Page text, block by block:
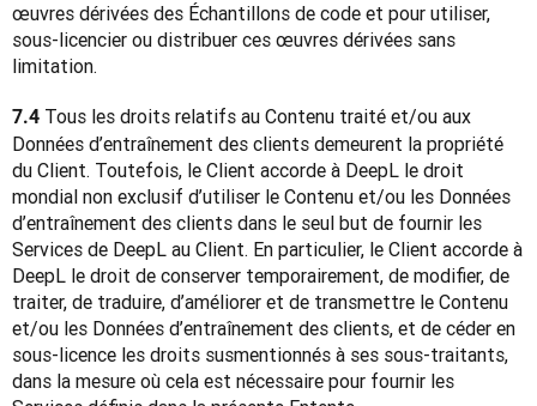
œuvres dérivées des Échantillons de code et pour utiliser,
sous-licencier ou distribuer ces œuvres dérivées sans
limitation.
7.4 Tous les droits relatifs au Contenu traité et/ou aux
Données d’entraînement des clients demeurent la propriété
du Client. Toutefois, le Client accorde à DeepL le droit
mondial non exclusif d’utiliser le Contenu et/ou les Données
d’entraînement des clients dans le seul but de fournir les
Services de DeepL au Client. En particulier, le Client accorde à
DeepL le droit de conserver temporairement, de modifier, de
traiter, de traduire, d’améliorer et de transmettre le Contenu
et/ou les Données d’entraînement des clients, et de céder en
sous-licence les droits susmentionnés à ses sous-traitants,
dans la mesure où cela est nécessaire pour fournir les